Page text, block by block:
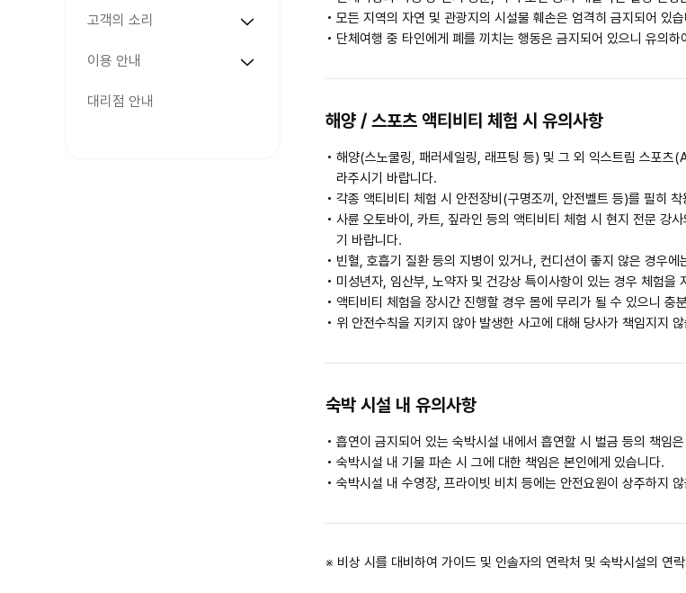
고객의 소리
이용 안내
대리점 안내
모든 지역의 자연 및 관광지의 시설물 훼손은 엄격히 금지되어 있
단체여행 중 타인에게 폐를 끼치는 행동은 금지되어 있으니 유의하
해양 / 스포츠 액티비티 체험 시 유의사항
해양(스노쿨링, 패러세일링, 래프팅 등) 및 그 외 익스트림 스포츠
라주시기 바랍니다.
각종 액티비티 체험 시 안전장비(구명조끼, 안전벨트 등)를 필히
사륜 오토바이, 카트, 짚라인 등의 액티비티 체험 시 현지 전문 강
기 바랍니다.
빈혈, 호흡기 질환 등의 지병이 있거나, 컨디션이 좋지 않은 경우
미성년자, 임산부, 노약자 및 건강상 특이사항이 있는 경우 체험
액티비티 체험을 장시간 진행할 경우 몸에 무리가 될 수 있으니 충
위 안전수칙을 지키지 않아 발생한 사고에 대해 당사가 책임지지
숙박 시설 내 유의사항
흡연이 금지되어 있는 숙박시설 내에서 흡연할 시 벌금 등의 책임
숙박시설 내 기물 파손 시 그에 대한 책임은 본인에게 있습니다.
숙박시설 내 수영장, 프라이빗 비치 등에는 안전요원이 상주하지
※ 비상 시를 대비하여 가이드 및 인솔자의 연락처 및 숙박시설의 연